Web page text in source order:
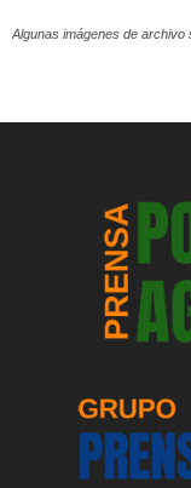
Algunas imágenes de